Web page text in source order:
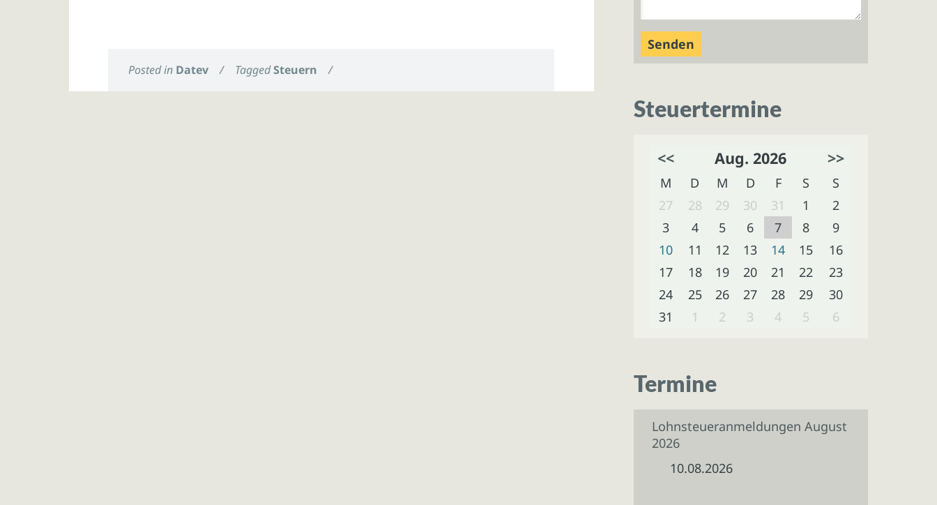
Posted in Datev / TaggedSteuern /
Steuertermine
<< Aug. 2026 >>
M D M D F S
S
27
28 29 30 31 1
2
3
4 5 6 7 8
9
10
11 12 13 14 15
16
17
18 19 20 21 22
23
24
25 26 27 28 29
30
31
1 2 3 4 5 6
Termine
Lohnsteueranmeldungen August
2026
10.08.2026